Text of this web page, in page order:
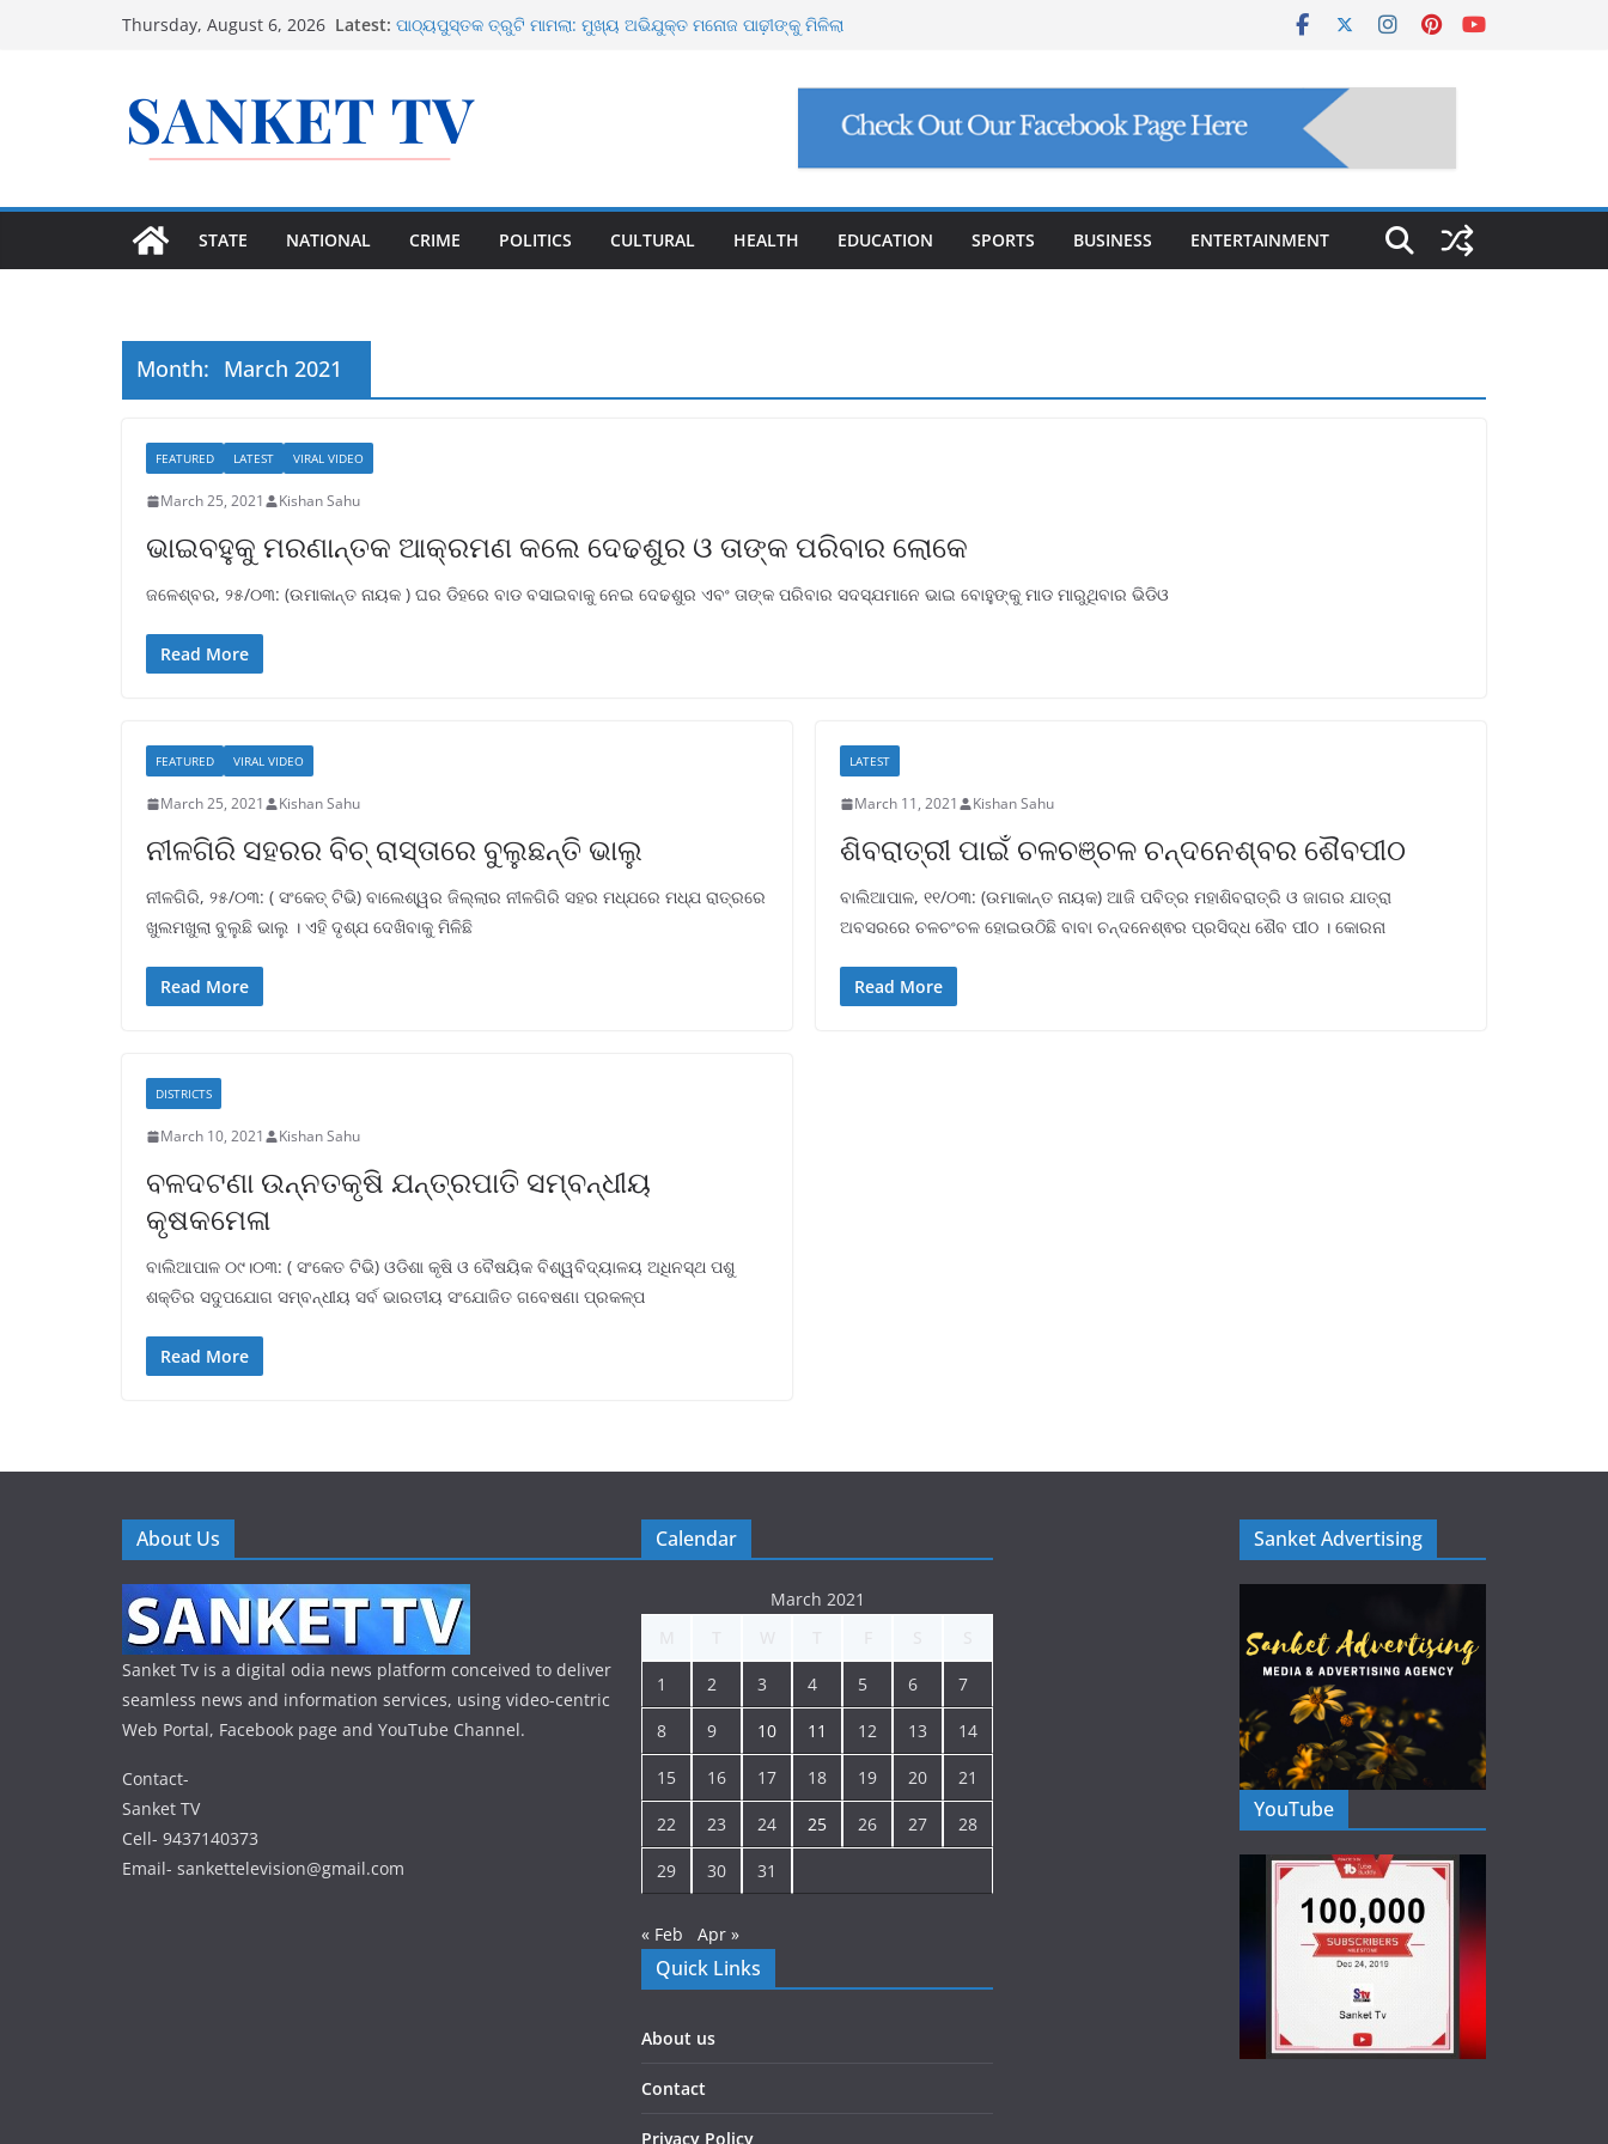
Thursday, August 6, 2026 Latest: ନିର୍ଦ୍ଦେଶ
ଶ୍ରୀମନ୍ଦିର ନକଲି ନିଯୁକ୍ତି ଠକେଇ, ମୁଖ୍ୟ ପ୍ରଶାସକଙ୍କ ଦସ୍ତଖତ ଜାଲ୍
ବୀମା ବିନା ମିଳିବନି ପେଟ୍ରୋଲ, ସୁପ୍ରିମକୋର୍ଟଙ୍କ ବଡ଼ ନିର୍ଦ୍ଦେଶ
ତାମିଲନାଡୁରେ ମହିଳାଙ୍କୁ ୮ ଗ୍ରାମ ସୁନା-ଶାଢ଼ୀ, ଏଆଇ ପ୍ରଶିକ୍ଷଣ ପାଇଁ ୫
ଲକ୍ଷ ଟଙ୍କା ଘୋଷଣା
STATE NATIONAL CRIME POLITICS CULTURAL HEALTH EDUCATION SPORTS BUSINESS ENTERTAINMENT
Month: March 2021
FEATURED LATEST VIRAL VIDEO
March 25, 2021 Kishan Sahu
ଭାଇବହୁକୁ ମରଣାନ୍ତକ ଆକ୍ରମଣ କଲେ ଦେଢଶୁର ଓ ତାଙ୍କ ପରିବାର ଲୋକେ
ଜଳେଶ୍ବର, ୨୫/୦୩: (ଉମାକାନ୍ତ ନାୟକ ) ଘର ଡିହରେ ବାଡ ବସାଇବାକୁ ନେଇ ଦେଢଶୁର ଏବଂ ତାଙ୍କ ପରିବାର ସଦସ୍ଯମାନେ ଭାଇ ବୋହୁଙ୍କୁ ମାଡ ମାରୁଥିବାର ଭିଡିଓ
Read More
FEATURED VIRAL VIDEO
March 25, 2021 Kishan Sahu
ନୀଳଗିରି ସହରର ବିଚ୍ ରାସ୍ତାରେ ବୁଲୁଛନ୍ତି ଭାଲୁ
ନୀଳଗିରି, ୨୫/୦୩: ( ସଂକେତ୍ ଟିଭି) ବାଲେଶ୍ୱର ଜିଲ୍ଲାର ନୀଳଗିରି ସହର ମଧ୍ଯରେ ମଧ୍ଯ ରାତ୍ରରେ
ଖୁଲମଖୁଲା ବୁଲୁଛି ଭାଲୁ । ଏହି ଦୃଶ୍ଯ ଦେଖିବାକୁ ମିଳିଛି
Read More
LATEST
March 11, 2021 Kishan Sahu
ଶିବରାତ୍ରୀ ପାଇଁ ଚଳଚଞ୍ଚଳ ଚନ୍ଦନେଶ୍ବର ଶୈବପୀଠ
ବାଲିଆପାଳ, ୧୧/୦୩: (ଉମାକାନ୍ତ ନାୟକ) ଆଜି ପବିତ୍ର ମହାଶିବରାତ୍ରି ଓ ଜାଗର ଯାତ୍ରା
ଅବସରରେ ଚଳଚଂଚଳ ହୋଇଉଠିଛି ବାବା ଚନ୍ଦନେଶ୍ଵର ପ୍ରସିଦ୍ଧ ଶୈବ ପୀଠ । କୋରନା
Read More
DISTRICTS
March 10, 2021 Kishan Sahu
ବଳଦଟଣା ଉନ୍ନତକୃଷି ଯନ୍ତ୍ରପାତି ସମ୍ବନ୍ଧୀୟ
କୃଷକମେଳା
ବାଲିଆପାଳ ୦୯।୦୩: ( ସଂକେତ ଟିଭି) ଓଡିଶା କୃଷି ଓ ବୈଷୟିକ ବିଶ୍ୱବିଦ୍ୟାଳୟ ଅଧିନସ୍ଥ ପଶୁ
ଶକ୍ତିର ସଦୁପଯୋଗ ସମ୍ବନ୍ଧୀୟ ସର୍ବ ଭାରତୀୟ ସଂଯୋଜିତ ଗବେଷଣା ପ୍ରକଳ୍ପ
Read More
About Us
Sanket Tv is a digital odia news platform conceived to deliver
seamless news and information services, using video-centric
Web Portal, Facebook page and YouTube Channel.
Contact-
Sanket TV
Cell- 9437140373
Email- sankettelevision@gmail.com
Calendar
March 2021
1 2 3 4 5 6 7
8 9 10 11 12 13 14
15 16 17 18 19 20 21
22 23 24 25 26 27 28
29 30 31
« Feb Apr »
Quick Links
About us
Contact
Privacy Policy
Sanket Advertising
YouTube